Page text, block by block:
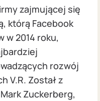
zajmującej się
którą Facebook
w 2014 roku,
rozwój
V.R. Został z
Zuckerberg,